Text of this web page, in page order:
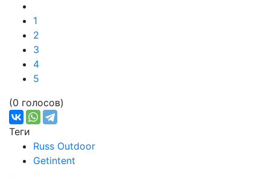
1
2
3
4
5
(0 голосов)
Теги
Russ Outdoor
Getintent